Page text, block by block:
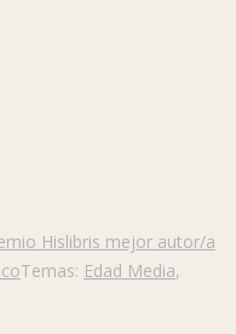
Hislibris mejor autor/a
Temas: Edad Media,